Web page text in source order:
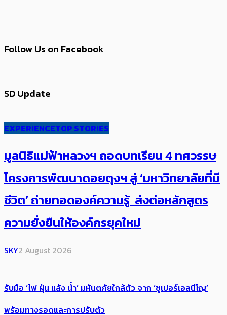
Follow Us on Facebook
SD Update
EXPERIENCETOP STORIES
มูลนิธิแม่ฟ้าหลวงฯ ถอดบทเรียน 4 ทศวรรษ
โครงการพัฒนาดอยตุงฯ สู่ ‘มหาวิทยาลัยที่มี
ชีวิต’ ถ่ายทอดองค์ความรู้ ส่งต่อหลักสูตร
ความยั่งยืนให้องค์กรยุคใหม่
SKY2 August 2026
รับมือ ‘ไฟ ฝุ่น แล้ง น้ำ’ มหันตภัยใกล้ตัว จาก ‘ซูเปอร์เอลนีโญ’
พร้อมทางรอดและการปรับตัว